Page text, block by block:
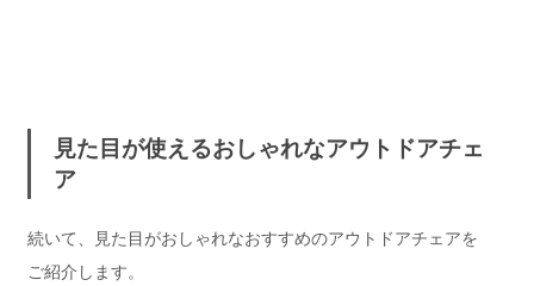
見た目が使えるおしゃれなアウトドアチェ
ア
続いて、見た目がおしゃれなおすすめのアウトドアチェアを
ご紹介します。